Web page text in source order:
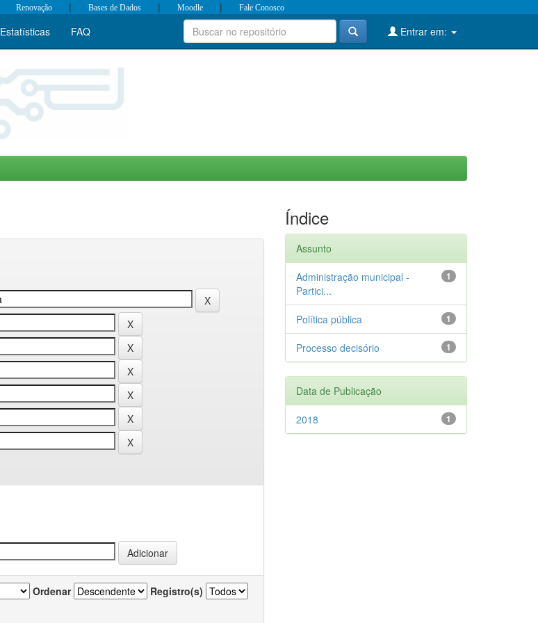
Renovação | Bases de Dados | Moodle | Fale Conosco
Estatísticas FAQ Entrar em:
Ordenar Registro(s)
Índice
Assunto
1
Administração municipal -
Partici...
1
Política pública
1
Processo decisório
Data de Publicação
1
2018